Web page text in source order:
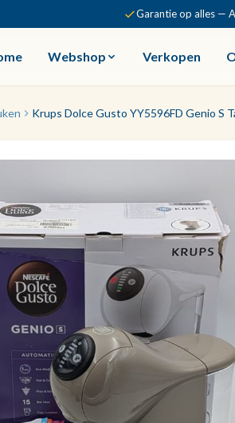
Garantie op alles —
Webshop Verkopen
Krups Dolce Gusto YY5596FD Genio S